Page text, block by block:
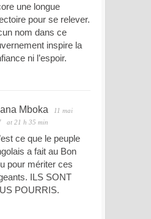
une longue
pour se relever.
nom dans ce
inspire la
ni l’espoir.
Mboka
11 mai
at 21 h 35 min
ce que le peuple
a fait au Bon
pour mériter ces
ILS SONT
POURRIS.